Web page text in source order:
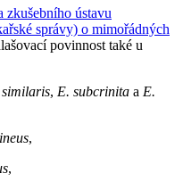
ústavu
správy) o mimořádných
povinnost také u
similaris, E. subcrinita a E.
,
,